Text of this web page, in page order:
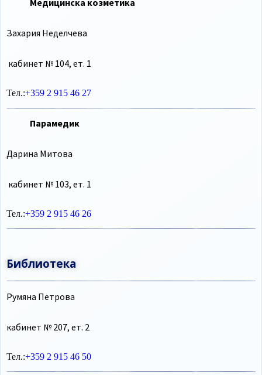
Медицинска козметика
Захария Неделчева
кабинет № 104, ет. 1
Тел.:+359 2 915 46 27
Парамедик
Дарина Митова
кабинет № 103, ет. 1
Тел.:+359 2 915 46 26
Библиотека
Румяна Петрова
кабинет № 207, ет. 2
Тел.:+359 2 915 46 50